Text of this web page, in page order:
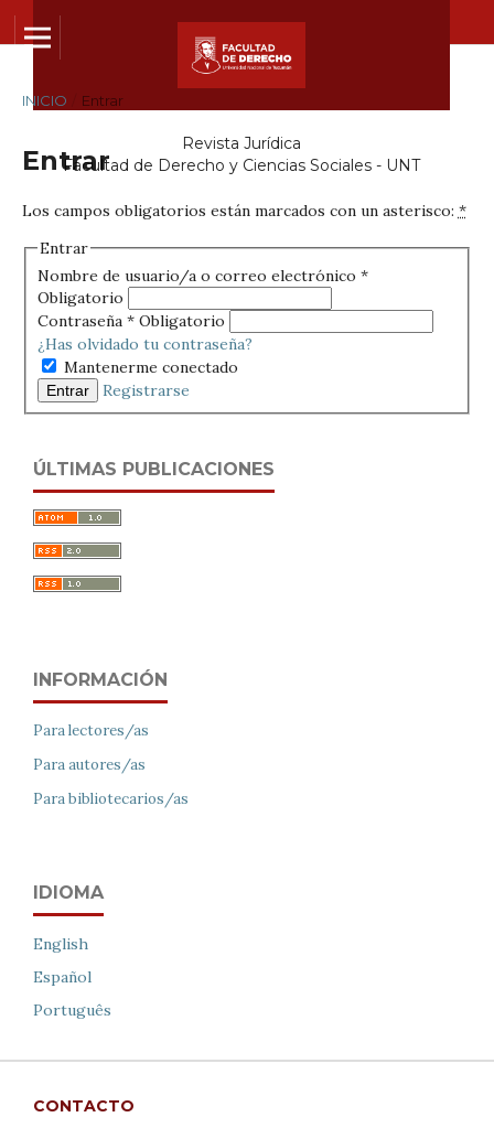
Revista Jurídica
Facultad de Derecho y Ciencias Sociales - UNT
INICIO Entrar
Entrar
Los campos obligatorios están marcados con un asterisco: *
Entrar
Nombre de usuario/a o correo electrónico*
Obligatorio
Contraseña* Obligatorio
¿Has olvidado tu contraseña?
Mantenerme conectado
Entrar Registrarse
ÚLTIMAS PUBLICACIONES
INFORMACIÓN
Para lectores/as
Para autores/as
Para bibliotecarios/as
IDIOMA
English
Español
Português
CONTACTO